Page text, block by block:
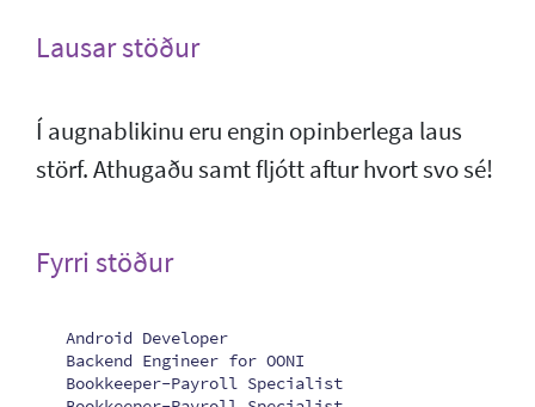
Lausar stöður
Í augnablikinu eru engin opinberlega laus
störf. Athugaðu samt fljótt aftur hvort svo sé!
Fyrri stöður
Android Developer
Backend Engineer for OONI
Bookkeeper-Payroll Specialist